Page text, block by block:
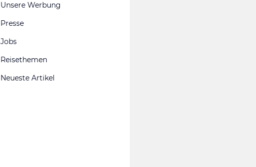
Unsere Werbung
Presse
Jobs
Reisethemen
Neueste Artikel